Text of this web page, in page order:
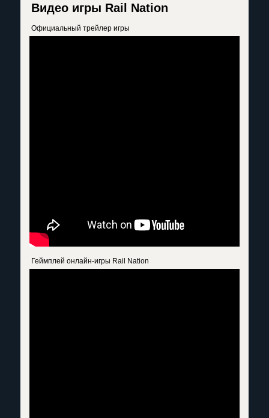
Видео игры Rail Nation
Официальный трейлер игры
Геймплей онлайн-игры Rail Nation